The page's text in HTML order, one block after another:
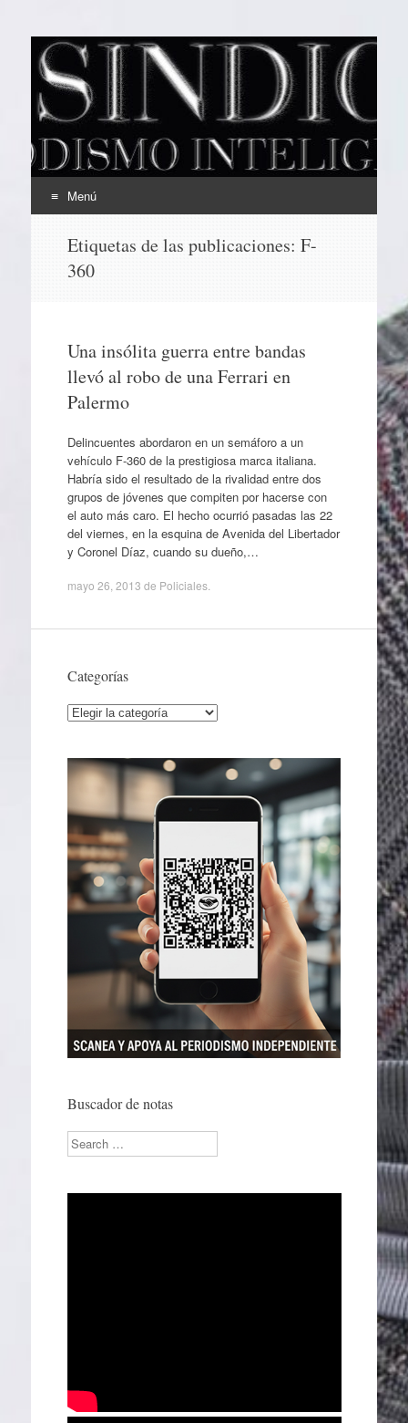
EL SINDICAL
Periodismo Inteligente
Menú
contenido
Etiquetas de las publicaciones: F-
360
Una insólita guerra entre bandas
llevó al robo de una Ferrari en
Palermo
Delincuentes abordaron en un semáforo a un
vehículo F-360 de la prestigiosa marca italiana.
Habría sido el resultado de la rivalidad entre dos
grupos de jóvenes que compiten por hacerse con
el auto más caro. El hecho ocurrió pasadas las 22
del viernes, en la esquina de Avenida del Libertador
y Coronel Díaz, cuando su dueño,…
mayo 26, 2013 de Policiales.
Categorías
Categorías
Buscador de notas
Search